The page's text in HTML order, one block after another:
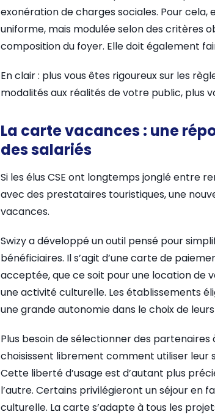
exonération de charges sociales. Pour
uniforme, mais modulée selon des critères
composition du foyer. Elle doit également
En clair : plus vous êtes rigoureux sur les
modalités aux réalités de votre public, plus
La carte vacances : une
des salariés
Si les élus CSE ont longtemps jonglé entre
avec des prestataires touristiques, une
vacances.
Swizy a développé un outil pensé pour
bénéficiaires. Il s’agit d’une carte de
acceptée, que ce soit pour une location de
une activité culturelle. Les établissements
une grande autonomie dans le choix de
Plus besoin de sélectionner des partenaires
choisissent librement comment utiliser leur
Cette liberté d’usage est d’autant plus
l’autre. Certains privilégieront un séjour en
culturelle. La carte s’adapte à tous les